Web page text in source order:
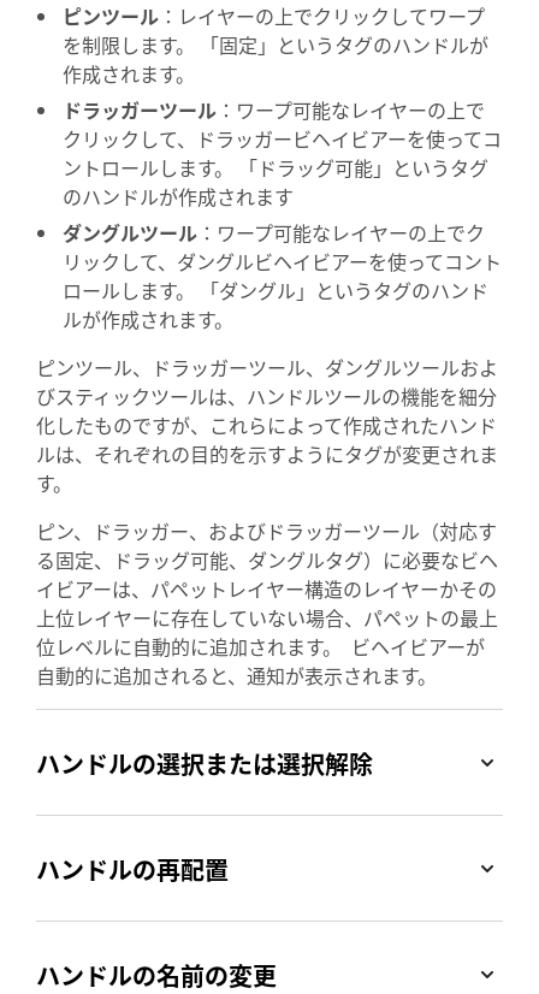
ピンツール ：レイヤーの上でクリックしてワープ
を制限します。 「固定」というタグのハンドルが
作成されます。
ドラッガーツール ：ワープ可能なレイヤーの上で
クリックして、ドラッガービヘイビアーを使ってコ
ントロールします。 「ドラッグ可能」というタグ
のハンドルが作成されます
ダングルツール ：ワープ可能なレイヤーの上でク
リックして、ダングルビヘイビアーを使ってコント
ロールします。 「ダングル」というタグのハンド
ルが作成されます。
ピンツール、ドラッガーツール、ダングルツールおよ
びスティックツールは、ハンドルツールの機能を細分
化したものですが、これらによって作成されたハンド
ルは、それぞれの目的を示すようにタグが変更されま
す。
ピン、ドラッガー、およびドラッガーツール（対応す
る固定、ドラッグ可能、ダングルタグ）に必要なビヘ
イビアーは、パペットレイヤー構造のレイヤーかその
上位レイヤーに存在していない場合、パペットの最上
位レベルに自動的に追加されます。 ビヘイビアーが
自動的に追加されると、通知が表示されます。
ハンドルの選択または選択解除
ハンドルの再配置
ハンドルの名前の変更